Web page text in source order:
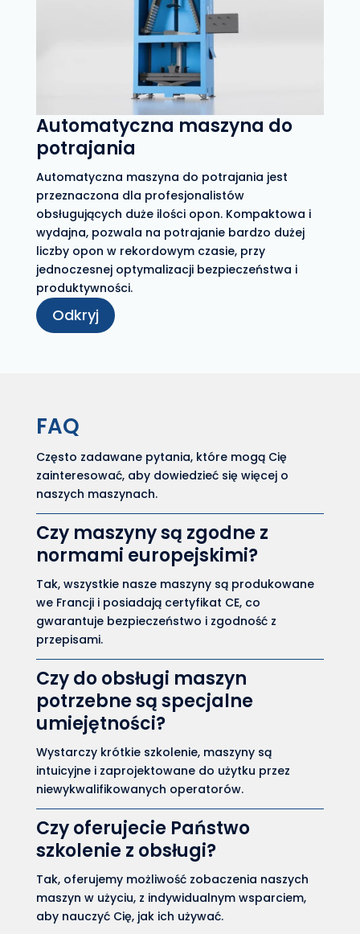
Automatyczna maszyna do
potrajania
Automatyczna maszyna do potrajania jest
przeznaczona dla profesjonalistów
obsługujących duże ilości opon. Kompaktowa i
wydajna, pozwala na potrajanie bardzo dużej
liczby opon w rekordowym czasie, przy
jednoczesnej optymalizacji bezpieczeństwa i
produktywności.
Odkryj
FAQ
Często zadawane pytania, które mogą Cię
zainteresować, aby dowiedzieć się więcej o
naszych maszynach.
Czy maszyny są zgodne z
normami europejskimi?
Tak, wszystkie nasze maszyny są produkowane
we Francji i posiadają certyfikat CE, co
gwarantuje bezpieczeństwo i zgodność z
przepisami.
Czy do obsługi maszyn
potrzebne są specjalne
umiejętności?
Wystarczy krótkie szkolenie, maszyny są
intuicyjne i zaprojektowane do użytku przez
niewykwalifikowanych operatorów.
Czy oferujecie Państwo
szkolenie z obsługi?
Tak, oferujemy możliwość zobaczenia naszych
maszyn w użyciu, z indywidualnym wsparciem,
aby nauczyć Cię, jak ich używać.